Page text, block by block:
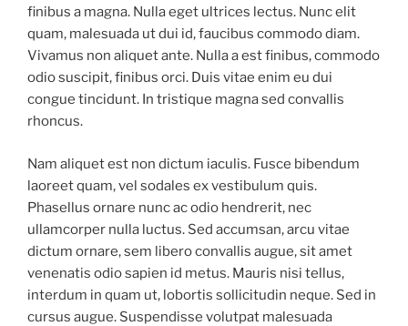
finibus a magna. Nulla eget ultrices lectus. Nunc elit
quam, malesuada ut dui id, faucibus commodo diam.
Vivamus non aliquet ante. Nulla a est finibus, commodo
odio suscipit, finibus orci. Duis vitae enim eu dui
congue tincidunt. In tristique magna sed convallis
rhoncus.
Nam aliquet est non dictum iaculis. Fusce bibendum
laoreet quam, vel sodales ex vestibulum quis.
Phasellus ornare nunc ac odio hendrerit, nec
ullamcorper nulla luctus. Sed accumsan, arcu vitae
dictum ornare, sem libero convallis augue, sit amet
venenatis odio sapien id metus. Mauris nisi tellus,
interdum in quam ut, lobortis sollicitudin neque. Sed in
cursus augue. Suspendisse volutpat malesuada